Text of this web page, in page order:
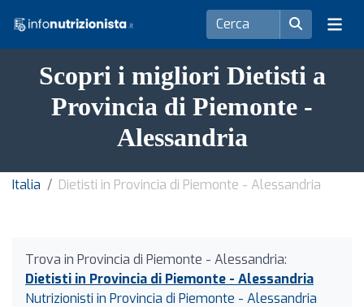
Scopri i migliori Dietisti a
Provincia di Piemonte -
Alessandria
Italia Dietisti in Provincia di Piemonte - Alessandria
Trova in Provincia di Piemonte - Alessandria:
Dietisti in Provincia di Piemonte - Alessandria
Nutrizionisti in Provincia di Piemonte - Alessandria